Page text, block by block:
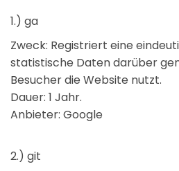
1.) ga
Zweck: Registriert eine
statistische Daten darüber
Besucher die Website nutzt.
Dauer: 1 Jahr.
Anbieter: Google
2.) git